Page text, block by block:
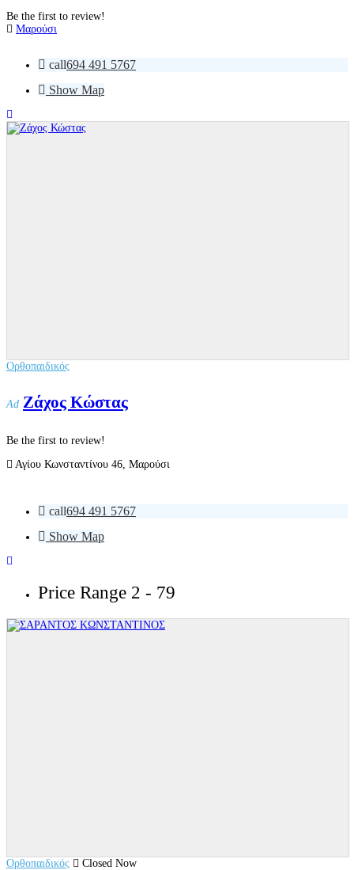
Be the first to review!
Μαρούσι
call694 491 5767
Show Map
Ορθοπαιδικός
Ad Ζάχος Κώστας
Be the first to review!
Αγίου Κωνσταντίνου 46, Μαρούσι
call694 491 5767
Show Map
Price Range 2 - 79
Ορθοπαιδικός Closed Now